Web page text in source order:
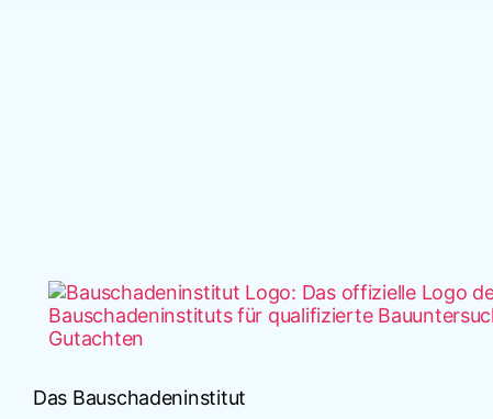
Das Bauschadeninstitut